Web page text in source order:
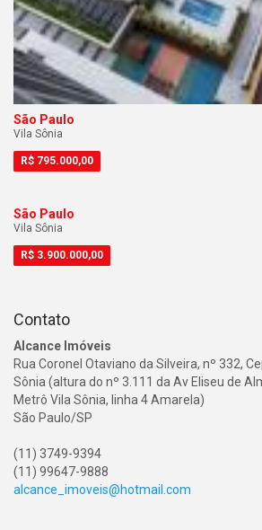
São Paulo
Vila Sônia
R$ 795.000,00
São Paulo
Vila Sônia
R$ 3.900.000,00
Contato
Alcance Imóveis
Rua Coronel Otaviano da Silveira, nº 332,
Sônia (altura do nº 3.111 da Av Eliseu de
Metrô Vila Sônia, linha 4 Amarela)
São Paulo/SP
(11) 3749-9394
(11) 99647-9888
alcance_imoveis@hotmail.com